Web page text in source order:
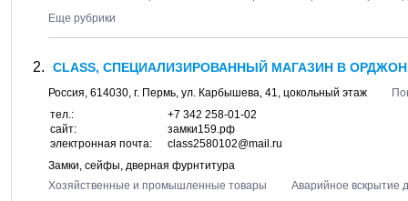
Еще рубрики
CLASS, СПЕЦИАЛИЗИРОВАННЫЙ МАГАЗИН В
Россия, 614030, г. Пермь, ул. Карбышева, 41, цокольный этаж
тел.:
+7 342 258-01-02
сайт:
замки159.рф
электронная почта:
class2580102@mail.ru
Замки, сейфы, дверная фурнтитура
Хозяйственные и промышленные товары
Аварийное вскрытие